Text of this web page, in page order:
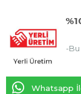
-Bu
Whatsapp